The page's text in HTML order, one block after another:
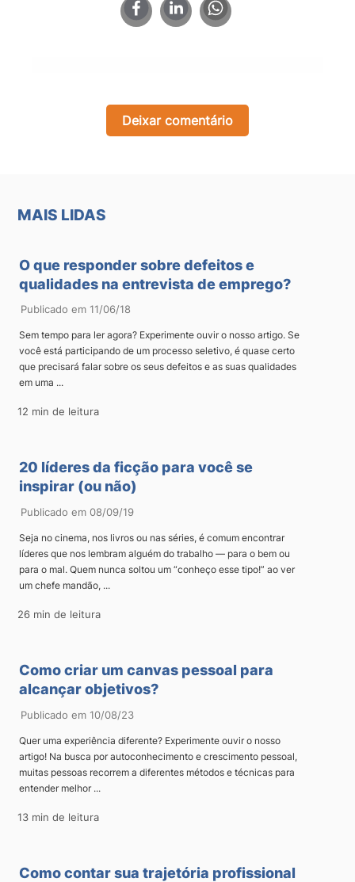
Deixar comentário
MAIS LIDAS
O que responder sobre defeitos e
qualidades na entrevista de emprego?
Publicado em 11/06/18
Sem tempo para ler agora? Experimente ouvir o nosso artigo. Se
você está participando de um processo seletivo, é quase certo
que precisará falar sobre os seus defeitos e as suas qualidades
em uma ...
12 min de leitura
20 líderes da ficção para você se
inspirar (ou não)
Publicado em 08/09/19
Seja no cinema, nos livros ou nas séries, é comum encontrar
líderes que nos lembram alguém do trabalho — para o bem ou
para o mal. Quem nunca soltou um “conheço esse tipo!” ao ver
um chefe mandão, ...
26 min de leitura
Como criar um canvas pessoal para
alcançar objetivos?
Publicado em 10/08/23
Quer uma experiência diferente? Experimente ouvir o nosso
artigo! Na busca por autoconhecimento e crescimento pessoal,
muitas pessoas recorrem a diferentes métodos e técnicas para
entender melhor ...
13 min de leitura
Como contar sua trajetória profissional